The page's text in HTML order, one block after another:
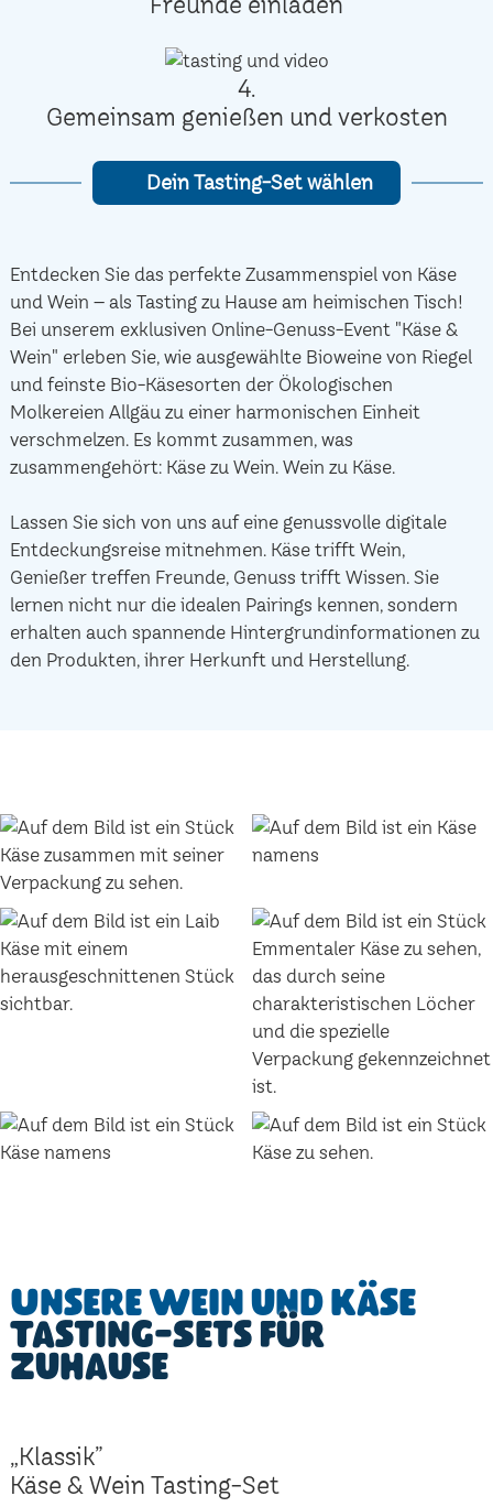
4.
Gemeinsam genießen und verkosten
Dein Tasting-Set wählen
Entdecken Sie das perfekte Zusammenspiel von Käse
und Wein – als Tasting zu Hause am heimischen Tisch!
Bei unserem exklusiven Online-Genuss-Event "Käse &
Wein" erleben Sie, wie ausgewählte Bioweine von Riegel
und feinste Bio-Käsesorten der Ökologischen
Molkereien Allgäu zu einer harmonischen Einheit
verschmelzen. Es kommt zusammen, was
zusammengehört: Käse zu Wein. Wein zu Käse.
Lassen Sie sich von uns auf eine genussvolle digitale
Entdeckungsreise mitnehmen. Käse trifft Wein,
Genießer treffen Freunde, Genuss trifft Wissen. Sie
lernen nicht nur die idealen Pairings kennen, sondern
erhalten auch spannende Hintergrundinformationen zu
den Produkten, ihrer Herkunft und Herstellung.
Unsere Wein und Käse
Tasting-Sets für
Zuhause
„Klassik”
Käse & Wein Tasting-Set